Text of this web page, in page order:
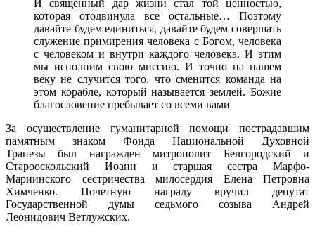
И священный дар жизни стал той ценностью,
которая отодвинула все остальные… Поэтому
давайте будем единиться, давайте будем совершать
служение примирения человека с Богом, человека
с человеком и внутри каждого человека. И этим
мы исполним свою миссию. И точно на нашем
веку не случится того, что сменится команда на
этом корабле, который называется землей. Божие
благословение пребывает со всеми вами
За осуществление гуманитарной помощи пострадавшим
памятным знаком Фонда Национальной Духовной
Трапезы был награжден митрополит Белгородский и
Старооскольский Иоанн и старшая сестра Марфо-
Мариинского сестричества милосердия Елена Петровна
Химченко. Почетную награду вручил депутат
Государственной думы седьмого созыва Андрей
Леонидович Ветлужских.